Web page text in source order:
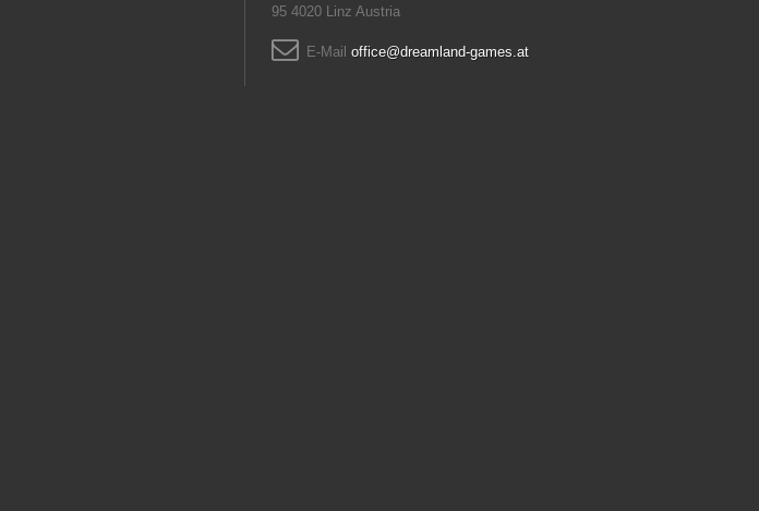
95 4020 Linz Austria
E-Mail office@dreamland-games.at